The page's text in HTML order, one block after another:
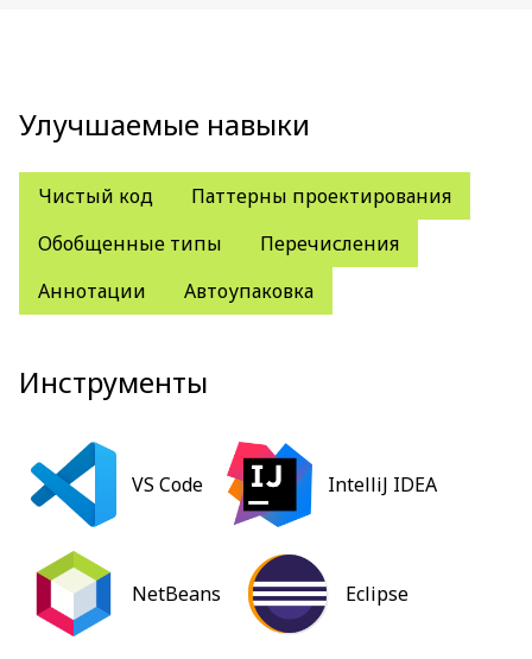
Улучшаемые навыки
Чистый код
Паттерны проектирования
Обобщенные типы
Перечисления
Аннотации
Автоупаковка
Инструменты
VS Code IntelliJ IDEA
NetBeans Eclipse